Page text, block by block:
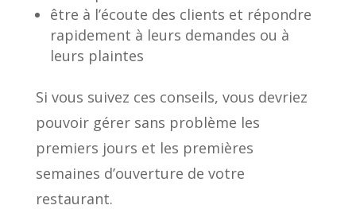
être à l’écoute des clients et répondre
rapidement à leurs demandes ou à
leurs plaintes
Si vous suivez ces conseils, vous devriez
pouvoir gérer sans problème les
premiers jours et les premières
semaines d’ouverture de votre
restaurant.